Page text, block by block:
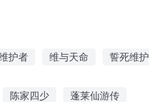
护者 维与天命 誓死维护
陈家四少 蓬莱仙游传